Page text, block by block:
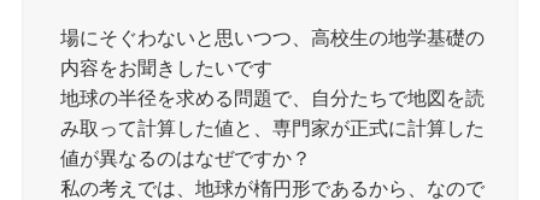
場にそぐわないと思いつつ、高校生の地学基礎の
内容をお聞きしたいです
地球の半径を求める問題で、自分たちで地図を読
み取って計算した値と、専門家が正式に計算した
値が異なるのはなぜですか？
私の考えでは、地球が楕円形であるから、なので